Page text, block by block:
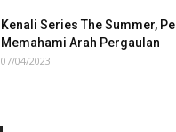
Kenali Series The Summer,
Memahami Arah Pergaulan
07/04/2023